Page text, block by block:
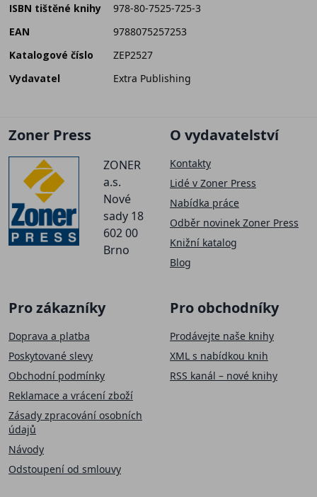
ISBN tištěné knihy
978-80-7525-725-3
EAN
9788075257253
Katalogové číslo
ZEP2527
Vydavatel
Extra Publishing
Zoner Press
ZONER
a.s.
Nové
sady 18
602 00
Brno
O vydavatelství
Kontakty
Lidé v Zoner Press
Nabídka práce
Odběr novinek Zoner Press
Knižní katalog
Blog
Pro zákazníky
Doprava a platba
Poskytované slevy
Obchodní podmínky
Reklamace a vrácení zboží
Zásady zpracování osobních
údajů
Návody
Odstoupení od smlouvy
Pro obchodníky
Prodávejte naše knihy
XML s nabídkou knih
RSS kanál – nové knihy